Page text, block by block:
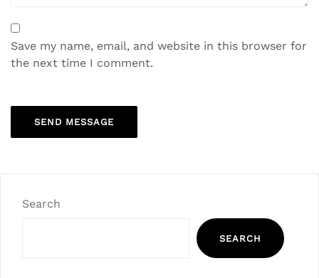
Save my name, email, and website in this browser for
the next time I comment.
Search
SEARCH